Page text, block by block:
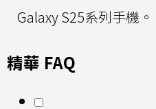
Galaxy S25系列手機。
精華 FAQ